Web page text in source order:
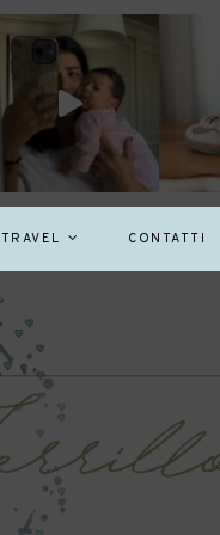
TRAVEL CONTATTI